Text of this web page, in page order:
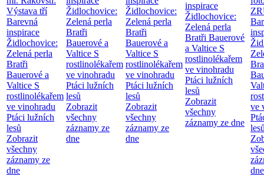
Výstava tří
Barevná
inspirace
Židlochovice:
Zelená perla
Bratři
Bauerové a
Valtice S
rostlinolékařem
ve vinohradu
Ptáci lužních
lesů
Zobrazit
všechny
záznamy ze
dne
Židlochovice:
Zelená perla
Bratři
Bauerové a
Valtice S
rostlinolékařem
ve vinohradu
Ptáci lužních
lesů
Zobrazit
všechny
záznamy ze
dne
Židlochovice:
Zelená perla
Bratři
Bauerové a
Valtice S
rostlinolékařem
ve vinohradu
Ptáci lužních
lesů
Zobrazit
všechny
záznamy ze
dne
inspirace
Židlochovice:
Zelená perla
Bratři Bauerové
a Valtice S
rostlinolékařem
ve vinohradu
Ptáci lužních
lesů
Zobrazit
všechny
záznamy ze dne
ve
dne